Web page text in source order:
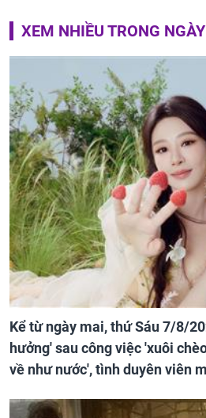
XEM NHIỀU TRONG NGÀY
Kể từ ngày mai, thứ Sáu 7/8/
hưởng' sau công việc 'xuôi
về như nước', tình duyên viên